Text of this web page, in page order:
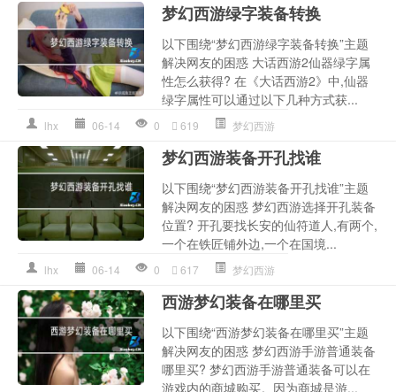
梦幻西游绿字装备转换
以下围绕“梦幻西游绿字装备转换”主题
解决网友的困惑 大话西游2仙器绿字属
性怎么获得? 在《大话西游2》中,仙器
绿字属性可以通过以下几种方式获...
lhx 06-14 0 619 梦幻西游
梦幻西游装备开孔找谁
以下围绕“梦幻西游装备开孔找谁”主题
解决网友的困惑 梦幻西游选择开孔装备
位置? 开孔要找长安的仙符道人,有两个,
一个在铁匠铺外边,一个在国境...
lhx 06-14 0 617 梦幻西游
西游梦幻装备在哪里买
以下围绕“西游梦幻装备在哪里买”主题
解决网友的困惑 梦幻西游手游普通装备
哪里买? 梦幻西游手游普通装备可以在
游戏内的商城购买。因为商城是游...